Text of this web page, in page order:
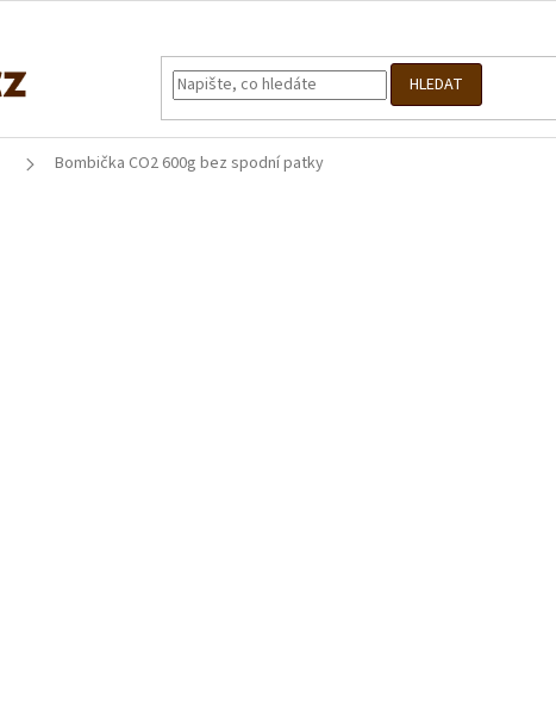
HLEDAT
Bombička CO2 600g bez spodní patky